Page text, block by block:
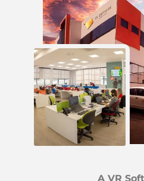
A VR